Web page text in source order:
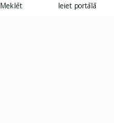
Meklēt Ieiet portālā